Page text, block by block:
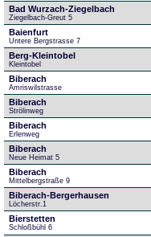
Bad Wurzach-Ziegelbach
Ziegelbach-Greut 5
Baienfurt
Untere Bergstrasse 7
Berg-Kleintobel
Kleintobel
Biberach
Amriswilstrasse
Biberach
Strölinweg
Biberach
Erlenweg
Biberach
Neue Heimat 5
Biberach
Mittelbergstraße 9
Biberach-Bergerhausen
Löcherstr.1
Bierstetten
Schloßbühl 6